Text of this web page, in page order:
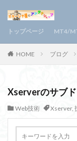
トップページ MT4/
HOME ブログ
Xserverのサブ
Web技術 Xserver,